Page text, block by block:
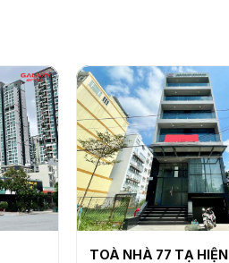
TOÀ NHÀ 77 TẠ HIỆN